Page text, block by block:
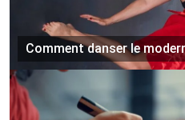
Comment danser le